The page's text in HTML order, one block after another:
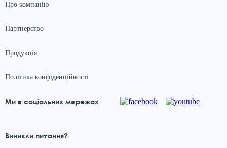
Про компанію
Партнерство
Продукція
Політика конфіденційності
Ми в соціальних мережах
Виникли питання?